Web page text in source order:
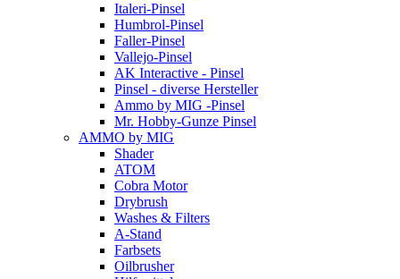
Italeri-Pinsel
Humbrol-Pinsel
Faller-Pinsel
Vallejo-Pinsel
AK Interactive - Pinsel
Pinsel - diverse Hersteller
Ammo by MIG -Pinsel
Mr. Hobby-Gunze Pinsel
AMMO by MIG
Shader
ATOM
Cobra Motor
Drybrush
Washes & Filters
A-Stand
Farbsets
Oilbrusher